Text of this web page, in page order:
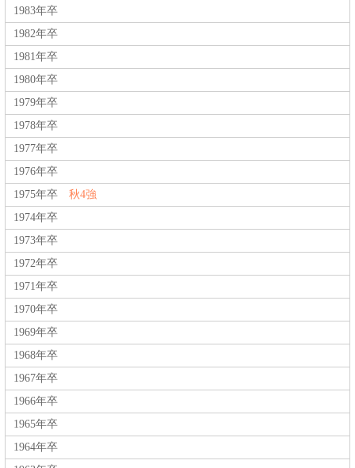
1983年卒
1982年卒
1981年卒
1980年卒
1979年卒
1978年卒
1977年卒
1976年卒
1975年卒 秋4強
1974年卒
1973年卒
1972年卒
1971年卒
1970年卒
1969年卒
1968年卒
1967年卒
1966年卒
1965年卒
1964年卒